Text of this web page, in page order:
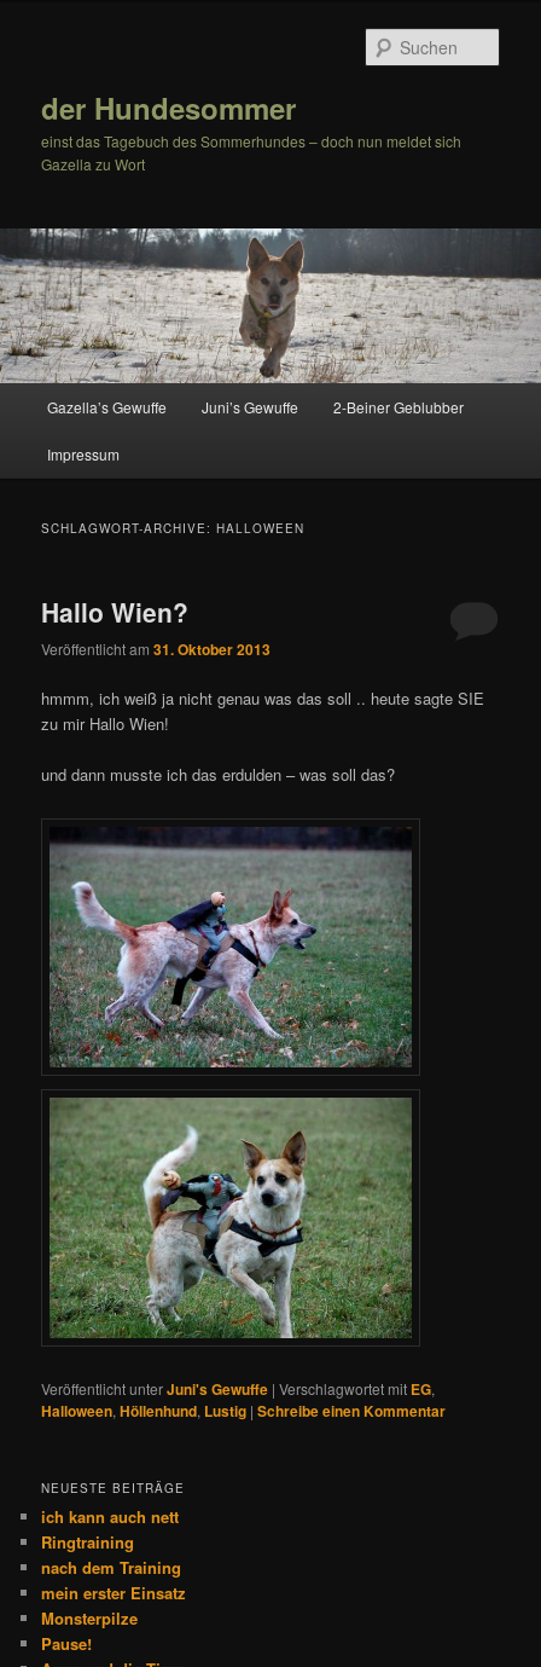
der Hundesommer
einst das Tagebuch des Sommerhundes – doch nun meldet sich
Gazella zu Wort
Gazella’s Gewuffe Juni’s Gewuffe 2-Beiner Geblubber
Impressum
SCHLAGWORT-ARCHIVE:HALLOWEEN
Hallo Wien?
Veröffentlicht am31. Oktober 2013
hmmm, ich weiß ja nicht genau was das soll .. heute sagte SIE
zu mir Hallo Wien!
und dann musste ich das erdulden – was soll das?
Veröffentlicht unterJuni's Gewuffe |Verschlagwortet mit EG,
Halloween,Höllenhund, Lustig |Schreibe einen Kommentar
NEUESTE BEITRÄGE
ich kann auch nett
Ringtraining
nach dem Training
mein erster Einsatz
Monsterpilze
Pause!